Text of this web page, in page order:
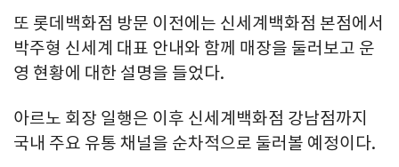
또 롯데백화점 방문 이전에는 신세계백화점 본점에서
박주형 신세계 대표 안내와 함께 매장을 둘러보고 운
영 현황에 대한 설명을 들었다.
아르노 회장 일행은 이후 신세계백화점 강남점까지
국내 주요 유통 채널을 순차적으로 둘러볼 예정이다.